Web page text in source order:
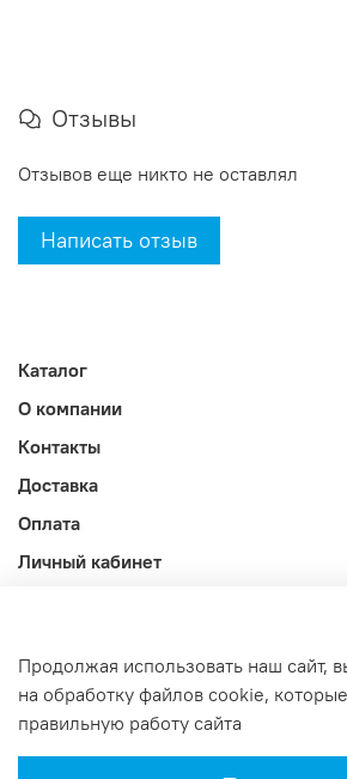
Отзывы
Отзывов еще никто не оставлял
Написать отзыв
Каталог
О компании
Контакты
Доставка
Оплата
Личный кабинет
Оферта и политика
Интернет-магазин создан на InSales
Продолжая использовать наш сайт,
на обработку файлов cookie,
правильную работу сайта